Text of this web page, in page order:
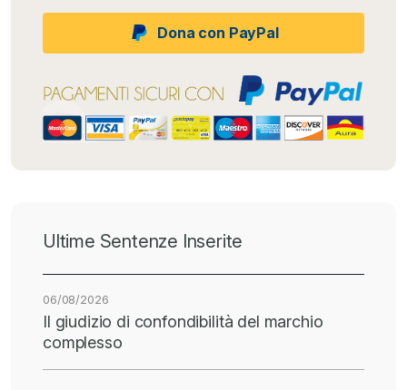
Dona con PayPal
Ultime Sentenze Inserite
06/08/2026
Il giudizio di confondibilità del marchio
complesso